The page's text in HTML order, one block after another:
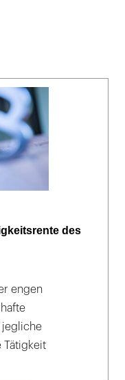
des
engen
jegliche
Tätigkeit